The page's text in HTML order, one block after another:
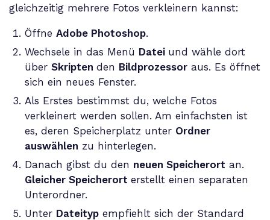
gleichzeitig mehrere Fotos verkleinern kannst:
Öffne Adobe Photoshop.
Wechsele in das Menü Datei und wähle dort
über Skripten den Bildprozessoraus. Es öffnet
sich ein neues Fenster.
Als Erstes bestimmst du, welche Fotos
verkleinert werden sollen. Am einfachsten ist
es, deren Speicherplatz unter Ordner
auswählen zu hinterlegen.
Danach gibst du den neuen Speicherort an.
Gleicher Speicherort erstellt einen separaten
Unterordner.
Unter Dateitypempfiehlt sich der Standard